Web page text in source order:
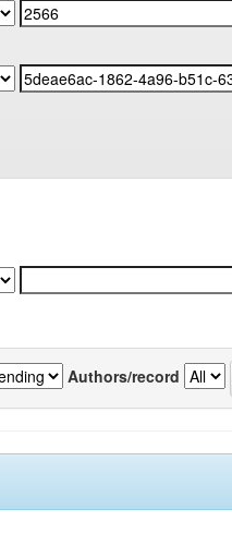
Authors/record